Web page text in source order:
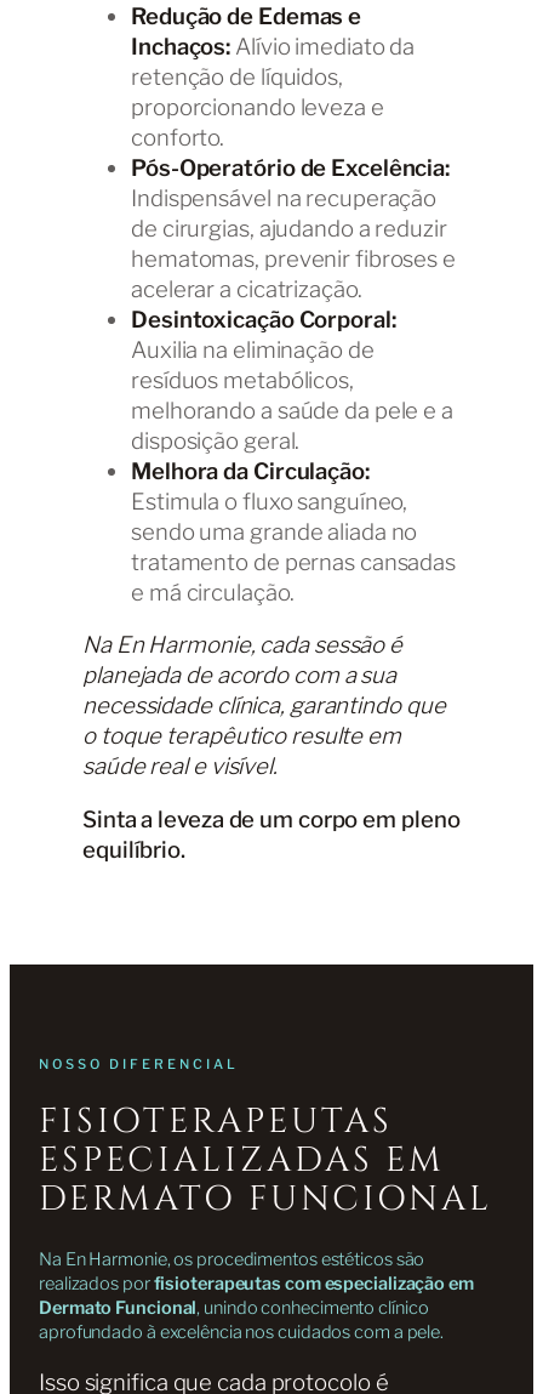
Redução de Edemas e
Inchaços: Alívio imediato da
retenção de líquidos,
proporcionando leveza e
conforto.
Pós-Operatório de Excelência:
Indispensável na recuperação
de cirurgias, ajudando a reduzir
hematomas, prevenir fibroses e
acelerar a cicatrização.
Desintoxicação Corporal:
Auxilia na eliminação de
resíduos metabólicos,
melhorando a saúde da pele e a
disposição geral.
Melhora da Circulação:
Estimula o fluxo sanguíneo,
sendo uma grande aliada no
tratamento de pernas cansadas
e má circulação.
Na En Harmonie, cada sessão é
planejada de acordo com a sua
necessidade clínica, garantindo que
o toque terapêutico resulte em
saúde real e visível.
Sinta a leveza de um corpo em pleno
equilíbrio.
NOSSO DIFERENCIAL
FISIOTERAPEUTAS
ESPECIALIZADAS EM
DERMATO FUNCIONAL
Na En Harmonie, os procedimentos estéticos são
realizados porfisioterapeutas com especialização em
Dermato Funcional, unindo conhecimento clínico
aprofundado à excelência nos cuidados com a pele.
Isso significa que cada protocolo é